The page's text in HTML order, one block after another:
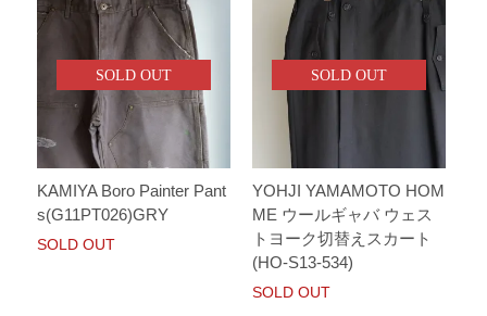
SOLD OUT
KAMIYA Boro Painter Pant
s(G11PT026)GRY
SOLD OUT
SOLD OUT
YOHJI YAMAMOTO HOM
ME ウールギャバ ウェス
トヨーク切替えスカート
(HO-S13-534)
SOLD OUT